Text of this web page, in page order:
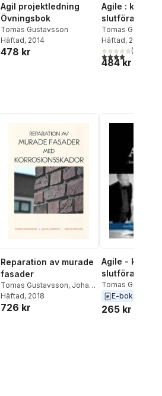
Agil projektledning
Övningsbok
Tomas Gustavsson
Häftad, 2014
478 kr
Agile :
slutföra
Tomas
Häftad, 2014
4,0utav 5(
484 kr
Reparation av murade
fasader
Tomas Gustavsson, Johan
Jönsson,Miklós Molnár
Häftad, 2018
726 kr
Agile -
slutföra
Tomas
E-bok
265 kr